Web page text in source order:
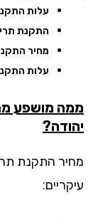
עלות התקנת
התקנת תריס
מחיר התקנת
עלות התקנת
מושפע מחיר
התקנת תריס